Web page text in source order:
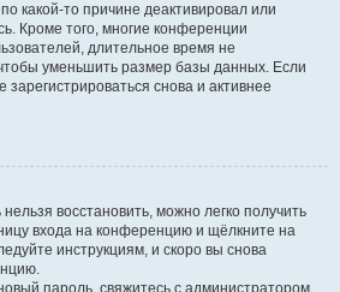
какой-то причине деактивировал или
Кроме того, многие конференции
длительное время не
уменьшить размер базы данных. Если
снова и активнее
восстановить, можно легко получить
входа на конференцию и щёлкните на
инструкциям, и скоро вы снова
пароль, свяжитесь с администратором